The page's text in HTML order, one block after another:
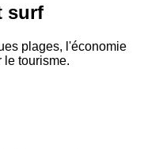
surf
plages, l'économie
le tourisme.